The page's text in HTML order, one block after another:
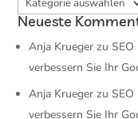
Neueste
Anja Krueger zu
verbessern Sie Ihr
Anja Krueger zu
verbessern Sie Ihr